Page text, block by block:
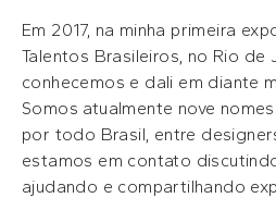
Em 2017, na minha primeira
Talentos Brasileiros, no Rio de
conhecemos e dali em diante
Somos atualmente nove
por todo Brasil, entre
estamos em contato
ajudando e compartilhando